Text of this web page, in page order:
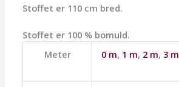
Stoffet er 110 cm bred.
Stoffet er 100 % bomuld.
Meter
0 m, 1 m, 2 m, 3 m